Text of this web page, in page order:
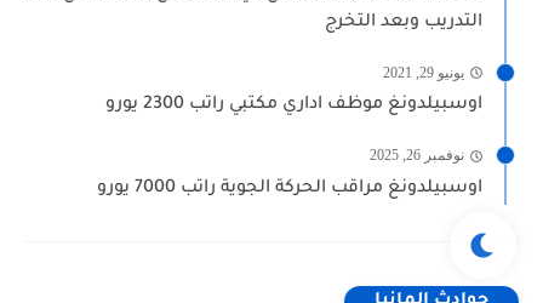
التدريب وبعد التخرج
يونيو 29, 2021
اوسبيلدونغ موظف اداري مكتبي راتب 2300 يورو
نوفمبر 26, 2025
اوسبيلدونغ مراقب الحركة الجوية راتب 7000 يورو